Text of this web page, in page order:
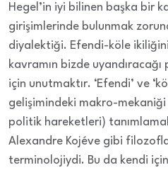
Hegel’in iyi bilinen başka bir
girişimlerinde bulunmak
diyalektiği. Efendi-köle
kavramın bizde uyandıracağı
için unutmaktır. ‘Efendi’ ve
gelişimindeki makro-
politik hareketleri)
Alexandre Kojéve gibi
terminolojiydi. Bu da kendi